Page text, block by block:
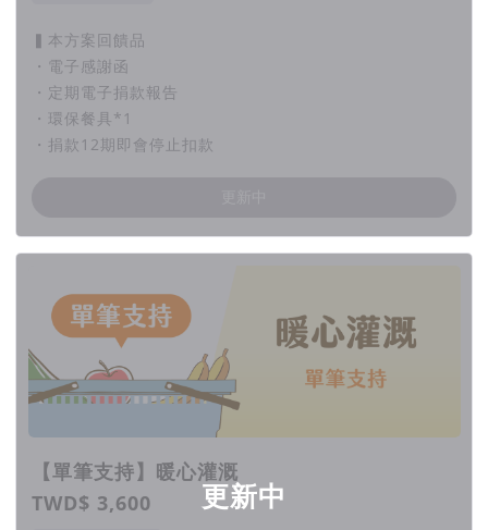
▍本方案回饋品
・電子感謝函
・定期電子捐款報告
・環保餐具*1
・捐款12期即會停止扣款
更新中
【單筆支持】暖心灌溉
TWD$ 3,600